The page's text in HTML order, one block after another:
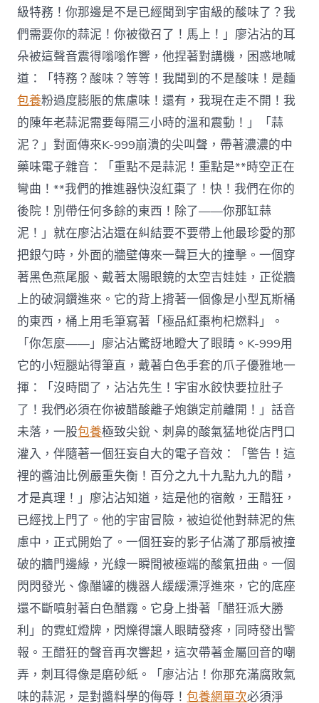
級特務！你那邊是不是已經聞到宇宙級的酸味了？我
們需要你的蒜泥！你被徵召了！馬上！」廖沾沾的耳
朵被這聲音震得嗡嗡作響，他捏著對講機，困惑地喊
道：「特務？酸味？等等！我聞到的不是酸味！是麵
包養粉過度膨脹的焦慮味！還有，我現在走不開！我
的陳年老蒜泥需要每隔三小時的溫和震動！」「蒜
泥？」對面傳來K-999崩潰的尖叫聲，帶著濃濃的中
藥味電子雜音：「重點不是蒜泥！重點是**時空正在
彎曲！**我們的推進器快沒紅棗了！快！我們在你的
後院！別帶任何多餘的東西！除了——你那缸蒜
泥！」就在廖沾沾還在糾結要不要帶上他最珍愛的那
把銀勺時，外面的牆壁傳來一聲巨大的撞擊。一個穿
著黑色燕尾服、戴著太陽眼鏡的太空吉娃娃，正從牆
上的破洞鑽進來。它的背上揹著一個像是小型瓦斯桶
的東西，桶上用毛筆寫著「極品紅棗枸杞燃料」。
「你怎麼——」廖沾沾驚訝地瞪大了眼睛。K-999用
它的小短腿站得筆直，戴著白色手套的爪子優雅地一
揮：「沒時間了，沾沾先生！宇宙水餃快要拉肚子
了！我們必須在你被醋酸離子炮鎖定前離開！」話音
未落，一股包養極致尖銳、刺鼻的酸氣猛地從店門口
灌入，伴隨著一個狂妄自大的電子音效：「警告！這
裡的醬油比例嚴重失衡！百分之九十九點九九的醋，
才是真理！」廖沾沾知道，這是他的宿敵，王醋狂，
已經找上門了。他的宇宙冒險，被迫從他對蒜泥的焦
慮中，正式開始了。一個狂妄的影子佔滿了那扇被撞
破的牆門邊緣，光線一瞬間被極端的酸氣扭曲。一個
閃閃發光、像醋罐的機器人緩緩漂浮進來，它的底座
還不斷噴射著白色醋霧。它身上掛著「醋狂派大勝
利」的霓虹燈牌，閃爍得讓人眼睛發疼，同時發出警
報。王醋狂的聲音再次響起，這次帶著金屬回音的嘲
弄，刺耳得像是磨砂紙。「廖沾沾！你那充滿腐敗氣
味的蒜泥，是對醬料學的侮辱！包養網單次必須淨